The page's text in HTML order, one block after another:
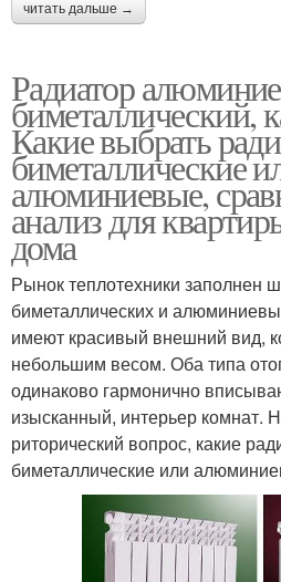
читать дальше →
Радиатор
биметаллический,
Какие выбрать
биметаллические
алюминиевые,
анализ для
дома
Рынок теплотехники заполнен
биметаллических и
имеют красивый внешний вид,
небольшим весом. Оба типа
одинаково гармонично
изысканный, интерьер комнат.
риторический вопрос, какие
биметаллические или